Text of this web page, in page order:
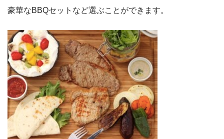
豪華なBBQセットなど選ぶことができます。